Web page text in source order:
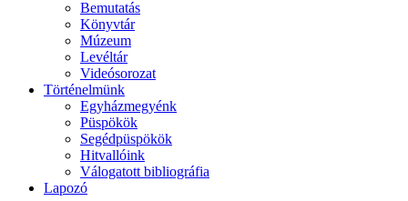
Bemutatás
Könyvtár
Múzeum
Levéltár
Videósorozat
Történelmünk
Egyházmegyénk
Püspökök
Segédpüspökök
Hitvallóink
Válogatott bibliográfia
Lapozó